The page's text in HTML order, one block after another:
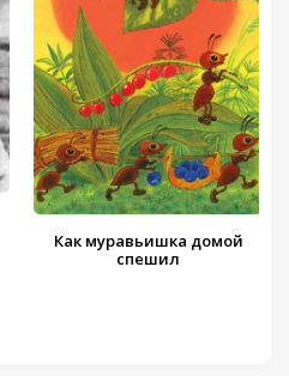
Как муравьишка домой
спешил